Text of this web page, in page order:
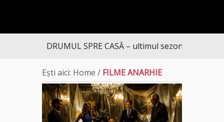
DRUMUL SPRE CASĂ – ultimul sezon te aduce la
Ești aici: Home / FILME ANARHIE